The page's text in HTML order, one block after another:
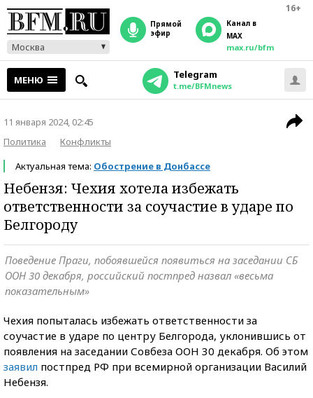
16+
Москва
прямой
эфир
Канал в
MAX
max.ru/bfm
МЕНЮ Telegram
t.me/BFMnews
11 января 2024, 02:45
Политика
Конфликты
Актуальная тема: Обострение в Донбассе
Небензя: Чехия хотела избежать
ответственности за соучастие в ударе по
Белгороду
Поведение Праги, побоявшейся появиться на заседании СБ
ООН 30 декабря, российский постпред назвал «весьма
показательным»
Чехия попыталась избежать ответственности за
соучастие в ударе по центру Белгорода, уклонившись от
появления на заседании Совбеза ООН 30 декабря. Об этом
заявил постпред РФ при всемирной организации Василий
Небензя.